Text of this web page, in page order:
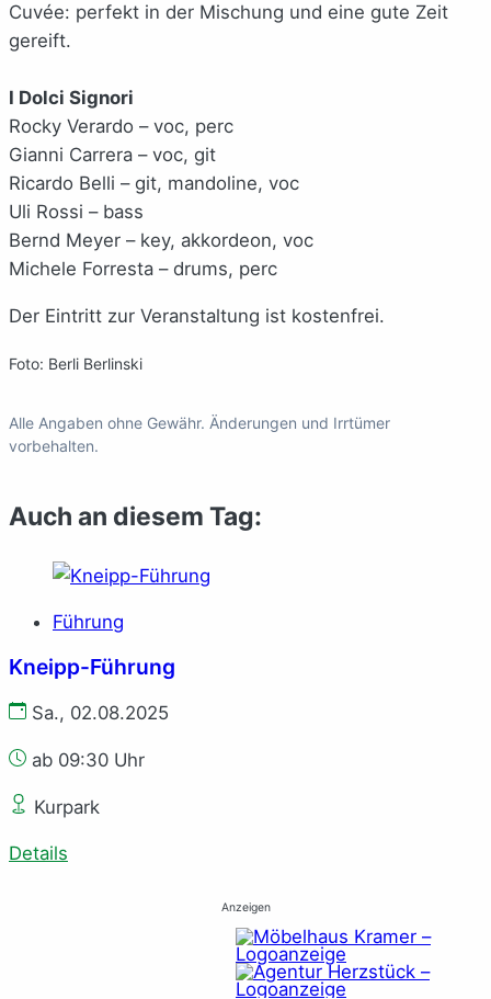
Cuvée: perfekt in der Mischung und eine gute Zeit
gereift.
I Dolci Signori
Rocky Verardo – voc, perc
Gianni Carrera – voc, git
Ricardo Belli – git, mandoline, voc
Uli Rossi – bass
Bernd Meyer – key, akkordeon, voc
Michele Forresta – drums, perc
Der Eintritt zur Veranstaltung ist kostenfrei.
Foto: Berli Berlinski
Alle Angaben ohne Gewähr. Änderungen und Irrtümer
vorbehalten.
Auch an diesem Tag:
Führung
Kneipp-Führung
Sa., 02.08.2025
ab 09:30 Uhr
Kurpark
Details
Anzeigen